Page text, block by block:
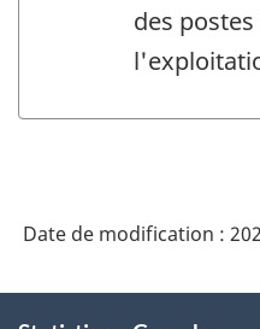
des
Date de modification :